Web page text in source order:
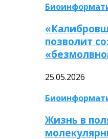
позволит
25.05.2026
Жизнь в